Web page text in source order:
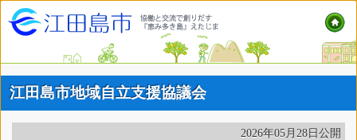
江田島市地域自立支援協議会
2026年05月28日公開